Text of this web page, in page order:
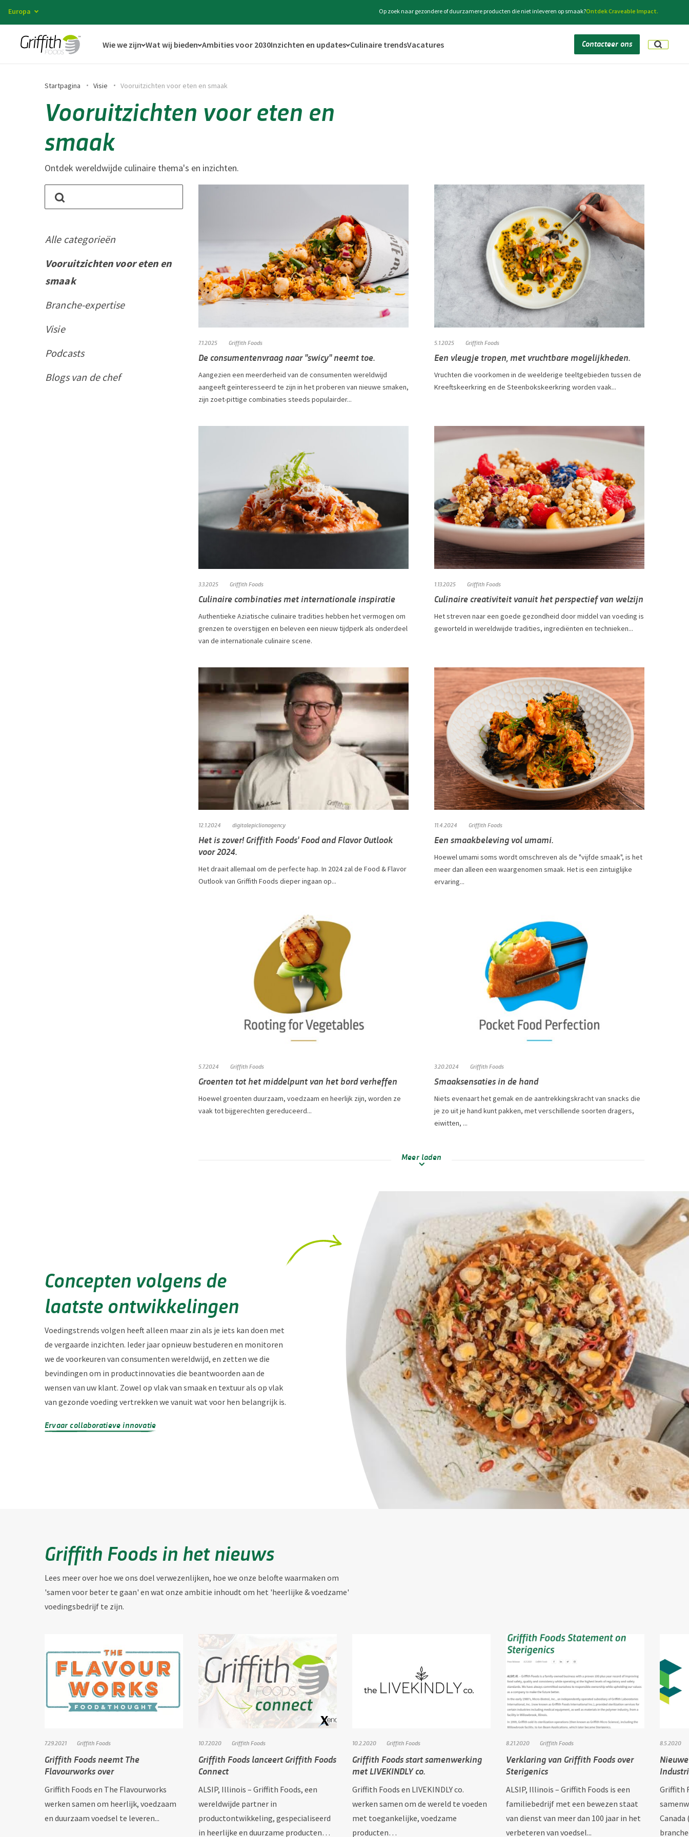
Europa Op zoek naar gezondere of duurzamere producten die niet inleveren op smaak?Ontdek Craveable Impact.
Wie we zijn Wat wij bieden Ambities voor 2030Inzichten en updates Culinaire trendsVacatures Contacteer ons
Startpagina Visie Vooruitzichten voor eten en smaak
Vooruitzichten voor eten en
smaak
Ontdek wereldwijde culinaire thema's en inzichten.
Alle categorieën
Vooruitzichten voor eten en
smaak
Branche-expertise
Visie
Podcasts
Blogs van de chef
7.1.2025 Griffith Foods
De consumentenvraag naar "swicy" neemt toe.
Aangezien een meerderheid van de consumenten wereldwijd
aangeeft geïnteresseerd te zijn in het proberen van nieuwe smaken,
zijn zoet-pittige combinaties steeds populairder...
5.1.2025 Griffith Foods
Een vleugje tropen, met vruchtbare mogelijkheden.
Vruchten die voorkomen in de weelderige teeltgebieden tussen de
Kreeftskeerkring en de Steenbokskeerkring worden vaak...
3.3.2025 Griffith Foods
Culinaire combinaties met internationale inspiratie
Authentieke Aziatische culinaire tradities hebben het vermogen om
grenzen te overstijgen en beleven een nieuw tijdperk als onderdeel
van de internationale culinaire scene.
1.13.2025 Griffith Foods
Culinaire creativiteit vanuit het perspectief van welzijn
Het streven naar een goede gezondheid door middel van voeding is
geworteld in wereldwijde tradities, ingrediënten en technieken...
12.1.2024 digitalepiclionagency
Het is zover! Griffith Foods' Food and Flavor Outlook
voor 2024.
Het draait allemaal om de perfecte hap. In 2024 zal de Food & Flavor
Outlook van Griffith Foods dieper ingaan op...
11.4.2024 Griffith Foods
Een smaakbeleving vol umami.
Hoewel umami soms wordt omschreven als de "vijfde smaak", is het
meer dan alleen een waargenomen smaak. Het is een zintuiglijke
ervaring...
5.7.2024 Griffith Foods
Groenten tot het middelpunt van het bord verheffen
Hoewel groenten duurzaam, voedzaam en heerlijk zijn, worden ze
vaak tot bijgerechten gereduceerd...
3.20.2024 Griffith Foods
Smaaksensaties in de hand
Niets evenaart het gemak en de aantrekkingskracht van snacks die
je zo uit je hand kunt pakken, met verschillende soorten dragers,
eiwitten, ...
Meer laden
Concepten volgens de
laatste ontwikkelingen
Voedingstrends volgen heeft alleen maar zin als je iets kan doen met
de vergaarde inzichten. Ieder jaar opnieuw bestuderen en monitoren
we de voorkeuren van consumenten wereldwijd, en zetten we die
bevindingen om in productinnovaties die beantwoorden aan de
wensen van uw klant. Zowel op vlak van smaak en textuur als op vlak
van gezonde voeding vertrekken we vanuit wat voor hen belangrijk is.
Ervaar collaboratieve innovatie
Griffith Foods in het nieuws
Lees meer over hoe we ons doel verwezenlijken, hoe we onze belofte waarmaken om
'samen voor beter te gaan' en wat onze ambitie inhoudt om het 'heerlijke & voedzame'
voedingsbedrijf te zijn.
7.29.2021 Griffith Foods
Griffith Foods neemt The
Flavourworks over
Griffith Foods en The Flavourworks
werken samen om heerlijk, voedzaam
en duurzaam voedsel te leveren...
10.7.2020 Griffith Foods
Griffith Foods lanceert Griffith Foods
Connect
ALSIP, Illinois – Griffith Foods, een
wereldwijde partner in
productontwikkeling, gespecialiseerd
in heerlijke en duurzame producten…
10.2.2020 Griffith Foods
Griffith Foods start samenwerking
met LIVEKINDLY co.
Griffith Foods en LIVEKINDLY co.
werken samen om de wereld te voeden
met toegankelijke, voedzame
producten…
8.21.2020 Griffith Foods
Verklaring van Griffith Foods over
Sterigenics
ALSIP, Illinois – Griffith Foods is een
familiebedrijf met een bewezen staat
van dienst van meer dan 100 jaar in het
verbeteren van voedsel...
8.5.2020
Griffith
Canada